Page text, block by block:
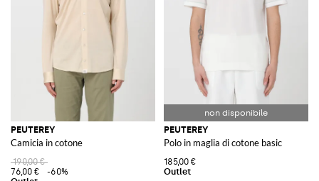
Da Peuterey, è stata sviluppata una linea completa per uno stile di vita in
continuo movimento, in ambienti sia metropolitani che naturali, per
contesti lavorativi e per il tempo libero fuori città.
Scopri l'intera collezione Peuterey su GIGLIO.COM e acquista dal nostro
store online, dove troverai un'ampia selezione di articoli esclusivi per
arricchire il tuo guardaroba con stile e qualità.
PEUTEREY
PEUTEREY
Camicia in cotone
190,00 €
76,00 €
-60%
PEUTEREY
Polo in maglia di cotone basic
185,00 €